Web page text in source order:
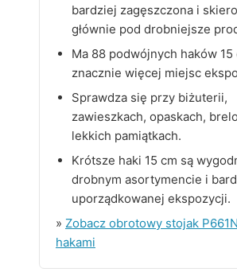
bardziej zagęszczona i
głównie pod drobniejsze
Ma 88 podwójnych haków 15
znacznie więcej miejsc
Sprawdza się przy biżuterii,
zawieszkach, opaskach,
lekkich pamiątkach.
Krótsze haki 15 cm są
drobnym asortymencie i
uporządkowanej ekspozycji.
» Zobacz obrotowy stojak
hakami